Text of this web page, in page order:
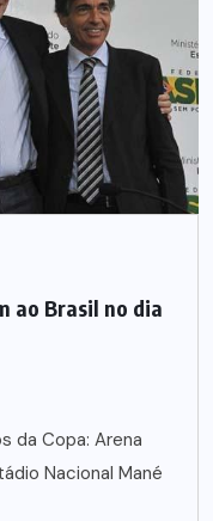
ao Brasil no dia
da Copa: Arena
Nacional Mané